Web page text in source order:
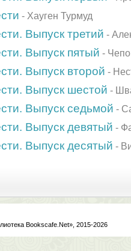
- Хауген Турмуд
Выпуск третий -
Выпуск пятый -
Выпуск второй -
Выпуск шестой -
Выпуск седьмой -
Выпуск девятый -
Выпуск десятый -
Bookscafe.Net», 2015-2026